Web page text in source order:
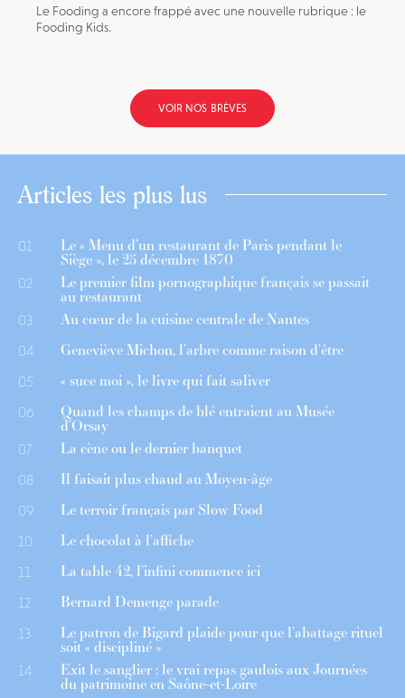
Le Fooding a encore frappé avec une nouvelle rubrique : le
Fooding Kids.
VOIR NOS BRÈVES
Articles les plus lus
01 Le « Menu d’un restaurant de Paris pendant le
Siège », le 25 décembre 1870
02 Le premier film pornographique français se passait
au restaurant
03 Au cœur de la cuisine centrale de Nantes
04 Geneviève Michon, l’arbre comme raison d’être
05 « suce moi », le livre qui fait saliver
06 Quand les champs de blé entraient au Musée
d’Orsay
07 La cène ou le dernier banquet
08 Il faisait plus chaud au Moyen-âge
09 Le terroir français par Slow Food
10 Le chocolat à l’affiche
11 La table 42, l’infini commence ici
12 Bernard Demenge parade
13 Le patron de Bigard plaide pour que l’abattage rituel
soit « discipliné »
14 Exit le sanglier : le vrai repas gaulois aux Journées
du patrimoine en Saône-et-Loire